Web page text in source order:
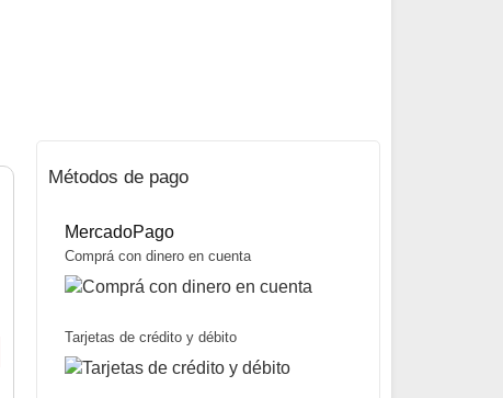
Métodos de pago
MercadoPago
Comprá con dinero en cuenta
Tarjetas de crédito y débito